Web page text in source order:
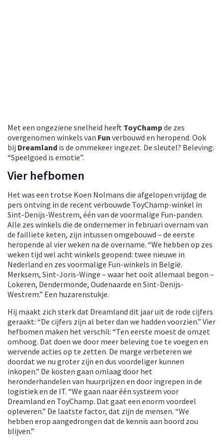
Met een ongeziene snelheid heeft ToyChampde zes
overgenomen winkels van Fun verbouwd en heropend. Ook
bij Dreamland is de ommekeer ingezet. De sleutel? Beleving:
“Speelgoed is emotie”.
Vier hefbomen
Het was een trotse Koen Nolmans die afgelopen vrijdag de
pers ontving in de recent verbouwde ToyChamp-winkel in
Sint-Denijs-Westrem, één van de voormalige Fun-panden.
Alle zes winkels die de ondernemer in februari overnam van
de failliete keten, zijn intussen omgebouwd – de eerste
heropende al vier weken na de overname. “We hebben op zes
weken tijd wel acht winkels geopend: twee nieuwe in
Nederland en zes voormalige Fun-winkels in België.
Merksem, Sint-Joris-Winge – waar het ooit allemaal begon –
Lokeren, Dendermonde, Oudenaarde en Sint-Denijs-
Westrem.” Een huzarenstukje.
Hij maakt zich sterk dat Dreamland dit jaar uit de rode cijfers
geraakt: “De cijfers zijn al beter dan we hadden voorzien.” Vier
hefbomen maken het verschil: “Ten eerste moest de omzet
omhoog. Dat doen we door meer beleving toe te voegen en
wervende acties op te zetten. De marge verbeteren we
doordat we nu groter zijn en dus voordeliger kunnen
inkopen.” De kosten gaan omlaag door het
heronderhandelen van huurprijzen en door ingrepen in de
logistiek en de IT. “We gaan naar één systeem voor
Dreamland en ToyChamp. Dat gaat een enorm voordeel
opleveren.” De laatste factor, dat zijn de mensen. “We
hebben erop aangedrongen dat de kennis aan boord zou
blijven.”